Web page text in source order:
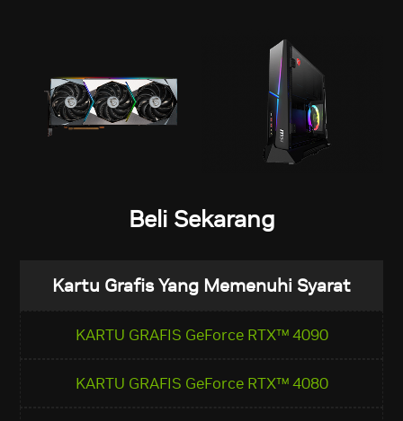
Beli Sekarang
Kartu Grafis Yang Memenuhi Syarat
KARTU GRAFIS GeForce RTX™ 4090
KARTU GRAFIS GeForce RTX™ 4080